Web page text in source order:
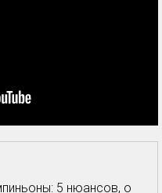
5 нюансов, о